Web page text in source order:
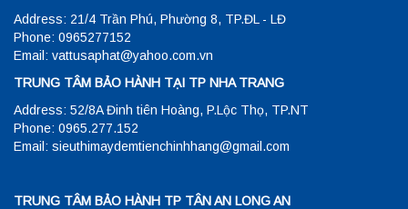
Address: 21/4 Trần Phú, Phường 8, TP.ĐL - LĐ
Phone: 0965277152
Email: vattusaphat@yahoo.com.vn
TRUNG TÂM BẢO HÀNH TẠI TP NHA TRANG
Address: 52/8A Đinh tiên Hoàng, P.Lộc Thọ, TP.NT
Phone: 0965.277.152
Email: sieuthimaydemtienchinhhang@gmail.com
TRUNG TÂM BẢO HÀNH TP TÂN AN LONG AN